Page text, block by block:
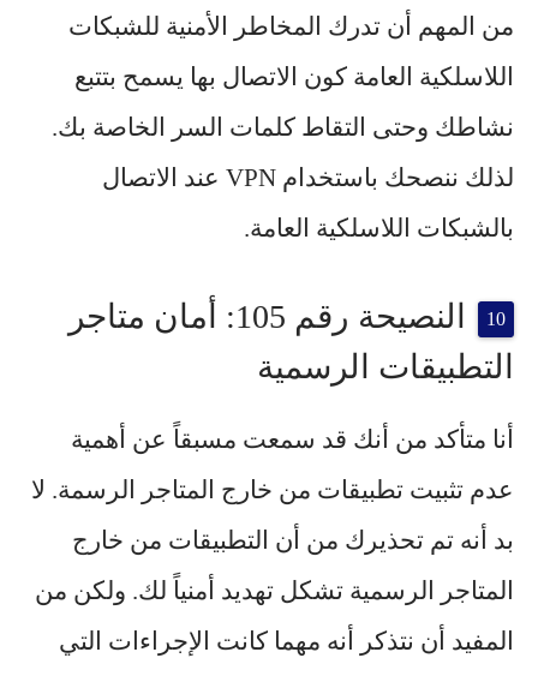
من المهم أن تدرك المخاطر الأمنية للشبكات
اللاسلكية العامة كون الاتصال بها يسمح بتتبع
نشاطك وحتى التقاط كلمات السر الخاصة بك.
لذلك ننصحك باستخدام VPN عند الاتصال
بالشبكات اللاسلكية العامة.
النصيحة رقم 105: أمان متاجر
التطبيقات الرسمية
أنا متأكد من أنك قد سمعت مسبقاً عن أهمية
عدم تثبيت تطبيقات من خارج المتاجر الرسمة. لا
بد أنه تم تحذيرك من أن التطبيقات من خارج
المتاجر الرسمية تشكل تهديد أمنياً لك. ولكن من
المفيد أن نتذكر أنه مهما كانت الإجراءات التي